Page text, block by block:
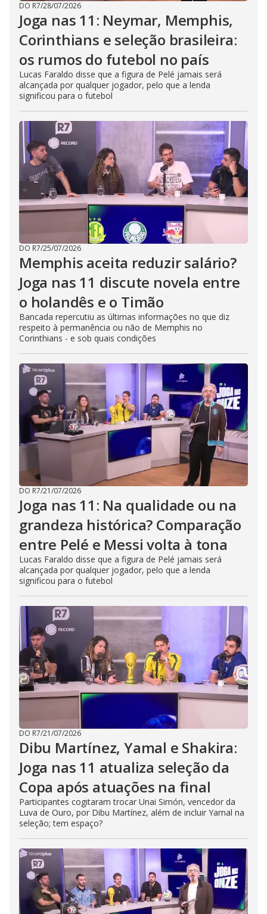
DO R7/28/07/2026
Joga nas 11: Neymar, Memphis,
Corinthians e seleção brasileira:
os rumos do futebol no país
Lucas Faraldo disse que a figura de Pelé jamais será
alcançada por qualquer jogador, pelo que a lenda
significou para o futebol
DO R7/25/07/2026
Memphis aceita reduzir salário?
Joga nas 11 discute novela entre
o holandês e o Timão
Bancada repercutiu as últimas informações no que diz
respeito à permanência ou não de Memphis no
Corinthians - e sob quais condições
DO R7/21/07/2026
Joga nas 11: Na qualidade ou na
grandeza histórica? Comparação
entre Pelé e Messi volta à tona
Lucas Faraldo disse que a figura de Pelé jamais será
alcançada por qualquer jogador, pelo que a lenda
significou para o futebol
DO R7/21/07/2026
Dibu Martínez, Yamal e Shakira:
Joga nas 11 atualiza seleção da
Copa após atuações na final
Participantes cogitaram trocar Unai Simón, vencedor da
Luva de Ouro, por Dibu Martínez, além de incluir Yamal na
seleção; tem espaço?